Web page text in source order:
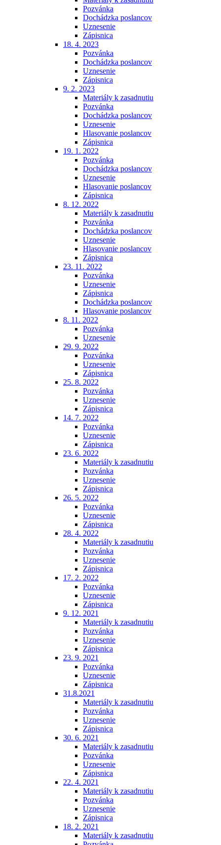
Pozvánka
Dochádzka poslancov
Uznesenie
Zápisnica
18. 4. 2023
Pozvánka
Dochádzka poslancov
Uznesenie
Zápisnica
9. 2. 2023
Materiály k zasadnutiu
Pozvánka
Dochádzka poslancov
Uznesenie
Hlasovanie poslancov
Zápisnica
19. 1. 2022
Pozvánka
Dochádzka poslancov
Uznesenie
Hlasovanie poslancov
Zápisnica
8. 12. 2022
Materiály k zasadnutiu
Pozvánka
Dochádzka poslancov
Uznesenie
Hlasovanie poslancov
Zápisnica
23. 11. 2022
Pozvánka
Uznesenie
Zápisnica
Dochádzka poslancov
Hlasovanie poslancov
8. 11. 2022
Pozvánka
Uznesenie
29. 9. 2022
Pozvánka
Uznesenie
Zápisnica
25. 8. 2022
Pozvánka
Uznesenie
Zápisnica
14. 7. 2022
Pozvánka
Uznesenie
Zápisnica
23. 6. 2022
Materiály k zasadnutiu
Pozvánka
Uznesenie
Zápisnica
26. 5. 2022
Pozvánka
Uznesenie
Zápisnica
28. 4. 2022
Materiály k zasadnutiu
Pozvánka
Uznesenie
Zápisnica
17. 2. 2022
Pozvánka
Uznesenie
Zápisnica
9. 12. 2021
Materiály k zasadnutiu
Pozvánka
Uznesenie
Zápisnica
23. 9. 2021
Pozvánka
Uznesenie
Zápisnica
31.8.2021
Materiály k zasadnutiu
Pozvánka
Uznesenie
Zápisnica
30. 6. 2021
Materiály k zasadnutiu
Pozvánka
Uznesenie
Zápisnica
22. 4. 2021
Materiály k zasadnutiu
Pozvánka
Uznesenie
Zápisnica
18. 2. 2021
Materiály k zasadnutiu